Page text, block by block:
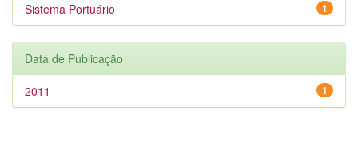
1
Sistema Portuário
Data de Publicação
1
2011